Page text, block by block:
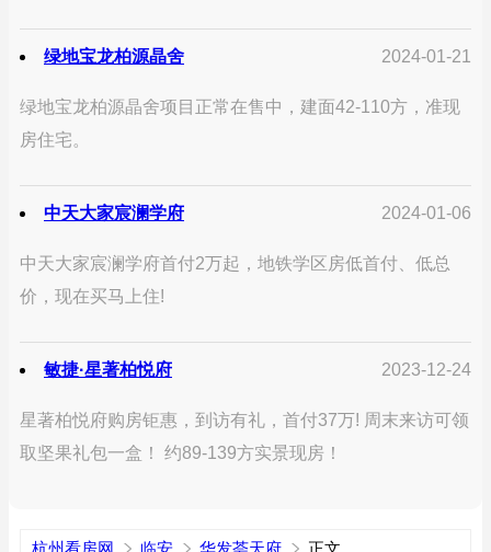
绿地宝龙柏源晶舍 2024-01-21
绿地宝龙柏源晶舍项目正常在售中，建面42-110方，准现
房住宅。
中天大家宸澜学府 2024-01-06
中天大家宸澜学府首付2万起，地铁学区房低首付、低总
价，现在买马上住!
敏捷·星著柏悦府 2023-12-24
星著柏悦府购房钜惠，到访有礼，首付37万! 周末来访可领
取坚果礼包一盒！ 约89-139方实景现房！
杭州看房网 临安 华发荟天府 正文